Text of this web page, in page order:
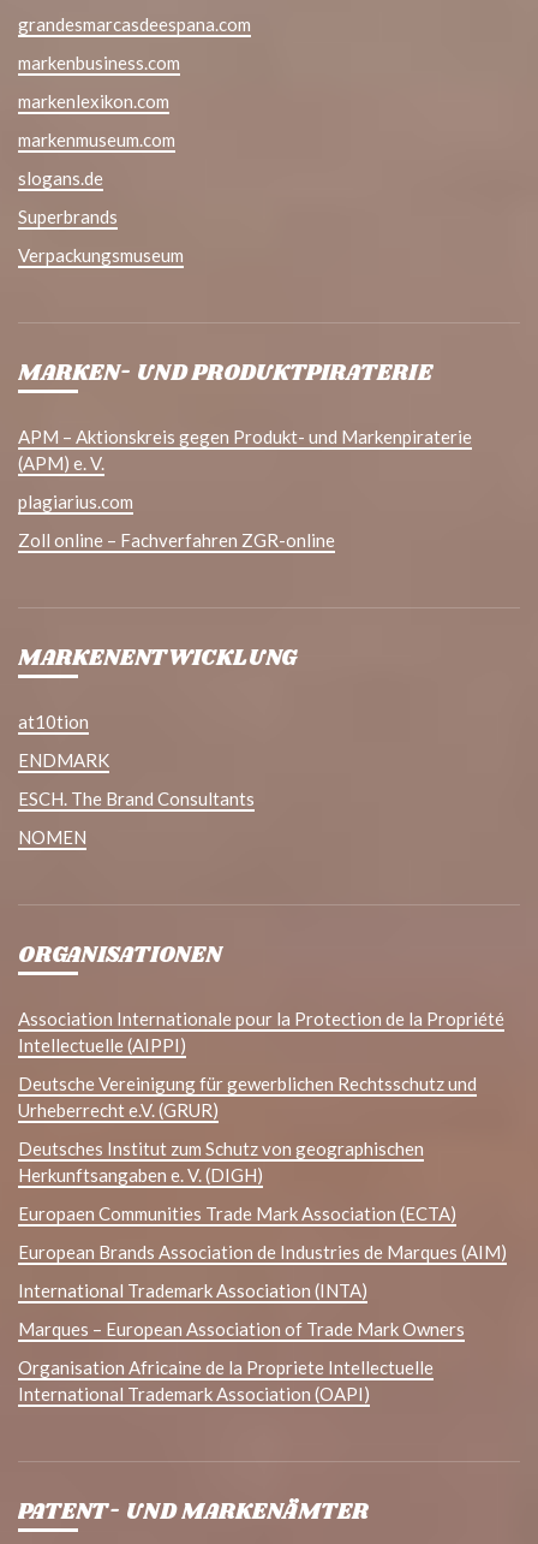
grandesmarcasdeespana.com
markenbusiness.com
markenlexikon.com
markenmuseum.com
slogans.de
Superbrands
Verpackungsmuseum
MARKEN- UND PRODUKTPIRATERIE
APM – Aktionskreis gegen Produkt- und Markenpiraterie
(APM) e. V.
plagiarius.com
Zoll online – Fachverfahren ZGR-online
MARKENENTWICKLUNG
at10tion
ENDMARK
ESCH. The Brand Consultants
NOMEN
ORGANISATIONEN
Association Internationale pour la Protection de la Propriété
Intellectuelle (AIPPI)
Deutsche Vereinigung für gewerblichen Rechtsschutz und
Urheberrecht e.V. (GRUR)
Deutsches Institut zum Schutz von geographischen
Herkunftsangaben e. V. (DIGH)
Europaen Communities Trade Mark Association (ECTA)
European Brands Association de Industries de Marques (AIM)
International Trademark Association (INTA)
Marques – European Association of Trade Mark Owners
Organisation Africaine de la Propriete Intellectuelle
International Trademark Association (OAPI)
PATENT- UND MARKENÄMTER